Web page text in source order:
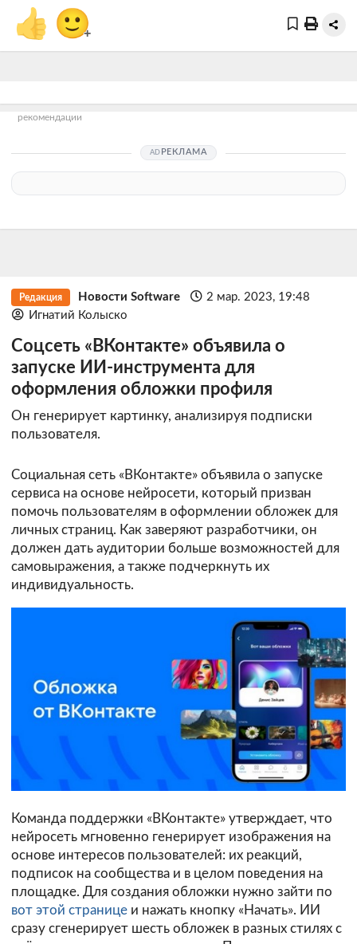
👍 🙂+
рекомендации
РЕКЛАМА
Редакция Новости Software
2 мар. 2023, 19:48
Игнатий Колыско
Соцсеть «ВКонтакте» объявила о
запуске ИИ-инструмента для
оформления обложки профиля
Он генерирует картинку, анализируя подписки
пользователя.
Социальная сеть «ВКонтакте» объявила о запуске
сервиса на основе нейросети, который призван
помочь пользователям в оформлении обложек для
личных страниц. Как заверяют разработчики, он
должен дать аудитории больше возможностей для
самовыражения, а также подчеркнуть их
индивидуальность.
Команда поддержки «ВКонтакте» утверждает, что
нейросеть мгновенно генерирует изображения на
основе интересов пользователей: их реакций,
подписок на сообщества и в целом поведения на
площадке. Для создания обложки нужно зайти по
вот этой странице и нажать кнопку «Начать». ИИ
сразу сгенерирует шесть обложек в разных стилях с